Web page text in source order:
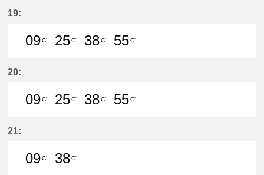
19:
09C'
25C'
38C'
55C'
20:
09C'
25C'
38C'
55C'
21:
09C'
38C'